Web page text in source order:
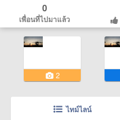
0
เพื่อนที่ไปมาแล้ว
2
ไทม์ไลน์